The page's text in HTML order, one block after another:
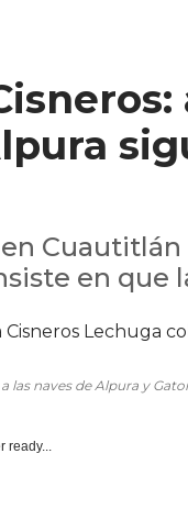
en que
naves de Alpura y
ready...